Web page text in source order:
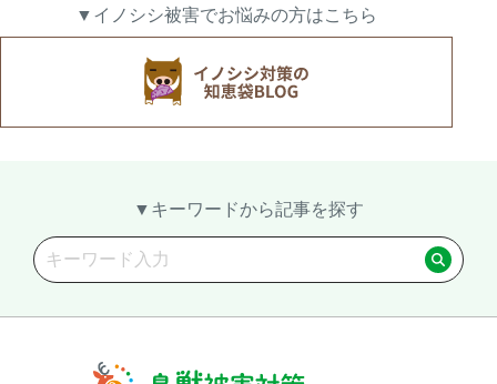
メルマガ登録
お問い合わせ
ショップ
▼イノシシ被害でお悩みの方はこちら
▼キーワードから記事を探す